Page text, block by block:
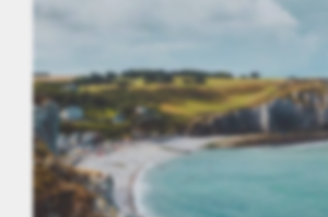
Bourgogne-Franche-